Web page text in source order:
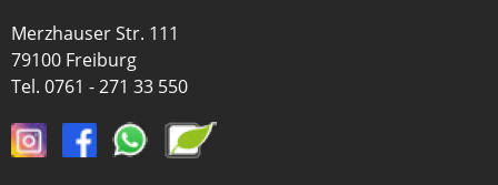
Merzhauser Str. 111
79100 Freiburg
Tel. 0761 - 271 33 550